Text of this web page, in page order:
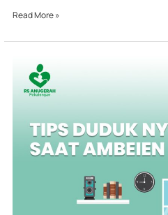
Read More »
Duduk
Nyaman
Saat